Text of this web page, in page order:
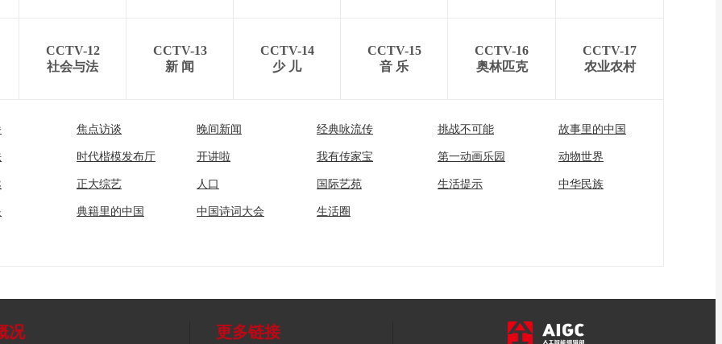
CCTV-12
社会与法
CCTV-13
新 闻
CCTV-14
少 儿
CCTV-15
音 乐
CCTV-16
奥林匹克
CCTV-17
农业农村
焦点访谈 晚间新闻 经典咏流传 挑战不可能 故事里的中国
时代楷模发布厅 开讲啦 我有传家宝 第一动画乐园 动物世界
正大综艺 人口 国际艺苑 生活提示 中华民族
典籍里的中国 中国诗词大会 生活圈
况 更多链接